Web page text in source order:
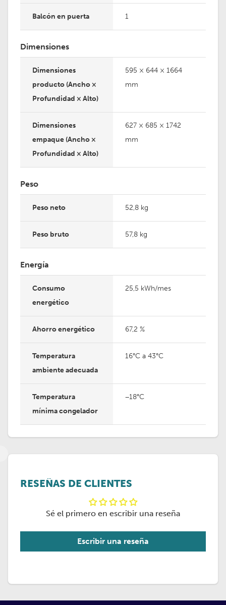
Balcón en puerta 1
Dimensiones
Dimensiones
producto (Ancho ×
Profundidad × Alto)
595 × 644 × 1664
mm
Dimensiones
empaque (Ancho ×
Profundidad × Alto)
627 × 685 × 1742
mm
Peso
Peso neto 52,8 kg
Peso bruto 57,8 kg
Energía
Consumo
energético
25,5 kWh/mes
Ahorro energético 67,2 %
Temperatura
ambiente adecuada
16°C a 43°C
Temperatura
mínima congelador
−18°C
RESEÑAS DE CLIENTES
Sé el primero en escribir una reseña
Escribir una reseña